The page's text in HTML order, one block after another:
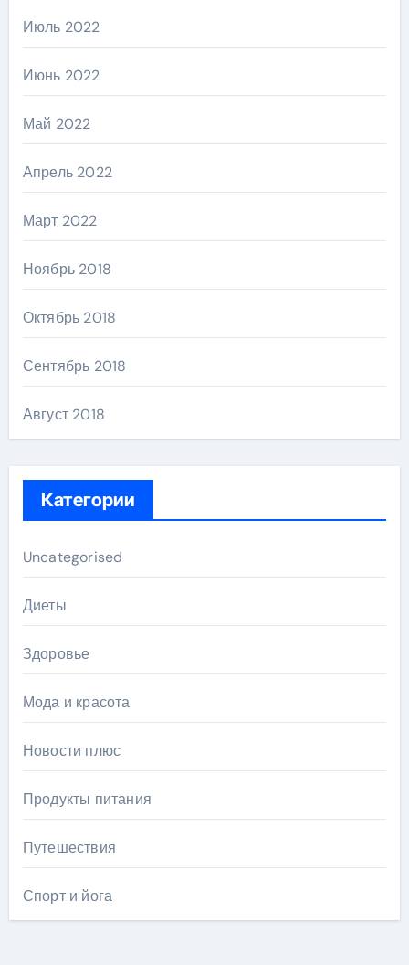
Июль 2022
Июнь 2022
Май 2022
Апрель 2022
Март 2022
Ноябрь 2018
Октябрь 2018
Сентябрь 2018
Август 2018
Категории
Uncategorised
Диеты
Здоровье
Мода и красота
Новости плюс
Продукты питания
Путешествия
Спорт и йога